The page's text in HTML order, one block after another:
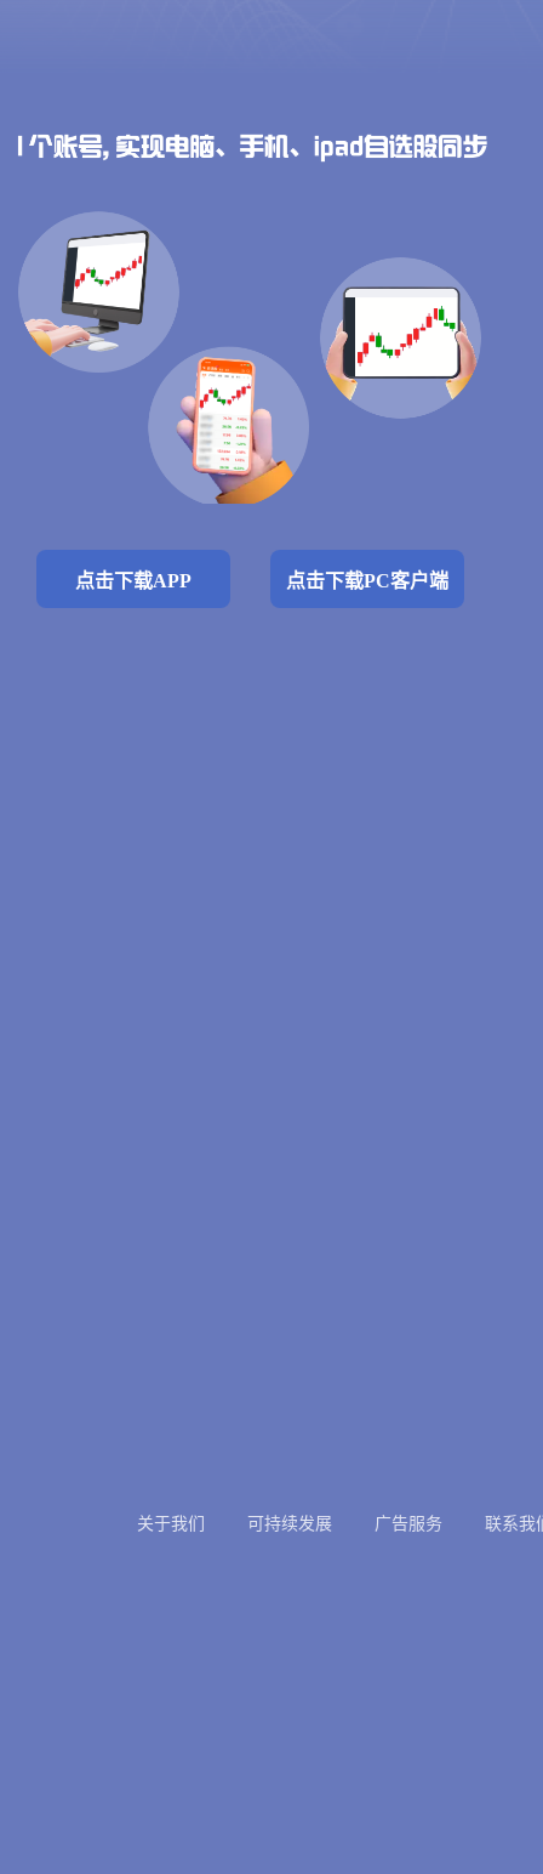
点击下载APP 点击下载PC客户端
关于我们 可持续发展 广告服务 联系我